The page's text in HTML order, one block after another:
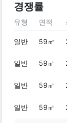
경쟁률
유형 면적
일반 59㎡
일반 59㎡
일반 59㎡
일반 59㎡